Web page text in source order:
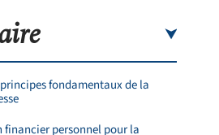
fondamentaux de la
financier personnel pour la